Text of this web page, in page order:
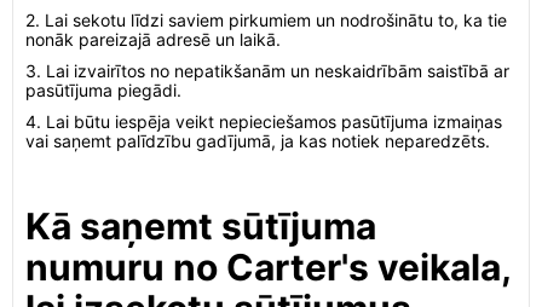
2. Lai sekotu līdzi saviem pirkumiem un nodrošinātu to, ka tie
nonāk pareizajā adresē un laikā.
3. Lai izvairītos no nepatikšanām un neskaidrībām saistībā ar
pasūtījuma piegādi.
4. Lai būtu iespēja veikt nepieciešamos pasūtījuma izmaiņas
vai saņemt palīdzību gadījumā, ja kas notiek neparedzēts.
Kā saņemt sūtījuma
numuru no Carter's veikala,